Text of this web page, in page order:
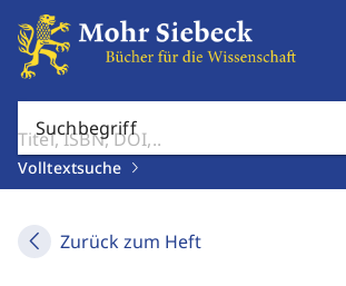
Suchbegriff
Volltextsuche
Zurück zum Heft